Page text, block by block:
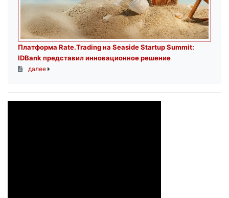
Платформа Rate.Trading на Seaside Startup Summit:
IDBank представил инновационное решение
далее